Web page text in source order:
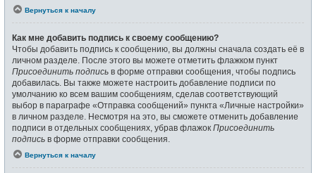
Вернуться к началу
Как мне добавить подпись к своему сообщению?
Чтобы добавить подпись к сообщению, вы должны сначала создать её в
личном разделе. После этого вы можете отметить флажком пункт
Присоединить подпись в форме отправки сообщения, чтобы подпись
добавилась. Вы также можете настроить добавление подписи по
умолчанию ко всем вашим сообщениям, сделав соответствующий
выбор в параграфе «Отправка сообщений» пункта «Личные настройки»
в личном разделе. Несмотря на это, вы сможете отменить добавление
подписи в отдельных сообщениях, убрав флажок Присоединить
подпись в форме отправки сообщения.
Вернуться к началу